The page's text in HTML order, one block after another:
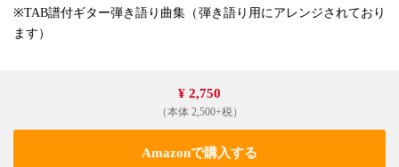
※TAB譜付ギター弾き語り曲集（弾き語り用にアレンジされており
ます）
¥ 2,750
（本体 2,500+税）
Amazonで購入する